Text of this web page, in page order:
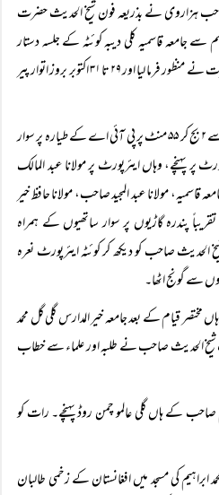
المالک صاحب ہزاروی نے بذریعہ فون شیخ الحدیث حضرت
سے جامعہ قاسمیہ کلی دیبہ کوئٹہ کے جلسہ دستار
بندی کے لیے تاریخ کا تقاضا کیا جو کہ حضرت نے منظور فرما لیا اور ۲۹ تا ۳۱ اکتوبر بروز اتوار پیر
۲۹ اکتوبر بروز اتوار لاہور ایئر پورٹ سے ۲ بج کر ۵۵ منٹ پر پی آئی اے کے طیارہ پر سوار
پر پہنچے، وہاں ایئرپورٹ پر مولانا عبد المالک
قاسمیہ، مولانا عبد المجید صاحب، مولانا حافظ خیر
پندرہ گاڑیوں پر سوار ساتھیوں کے ہمراہ
صاحب کو دیکھ کر کوئٹہ ایئرپورٹ نعرہ
سے گونج اٹھا۔
مختصر قیام کے بعد جامعہ خیر المدارس گلی گل محمد
الحدیث صاحب نے طلبہ اور علماء سے خطاب
صاحب کے ہاں گلی عالمو چمن روڈ پہنچے۔ رات کو
ابراہیم کی مسجد میں افغانستان کے زخمی طالبان